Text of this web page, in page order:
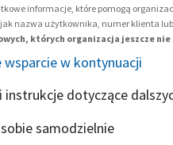
informacje, które pomogą
nazwa użytkownika, numer klienta
których organizacja jeszcze
wsparcie w kontynuacji
instrukcje dotyczące
samodzielnie